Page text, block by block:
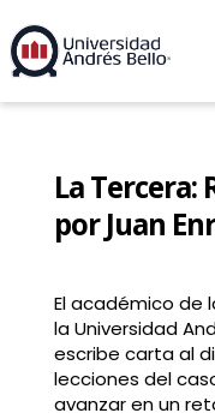
La Tercera:
por Juan
El académico de
la Universidad
escribe carta al
lecciones del
avanzar en un